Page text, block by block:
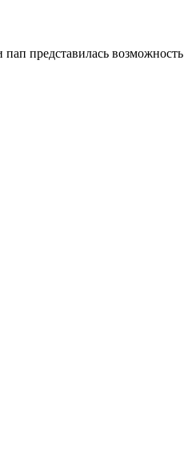
представилась возможность